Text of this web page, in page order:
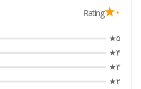
۰★ Rating
۵★
۴★
۳★
۲★